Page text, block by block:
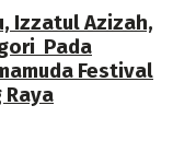
Izzatul Azizah,
Pada
Festival
Raya